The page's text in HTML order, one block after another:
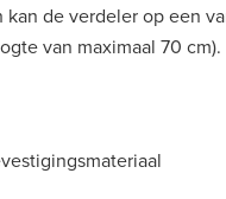
de verdeler op een
van maximaal 70 cm).